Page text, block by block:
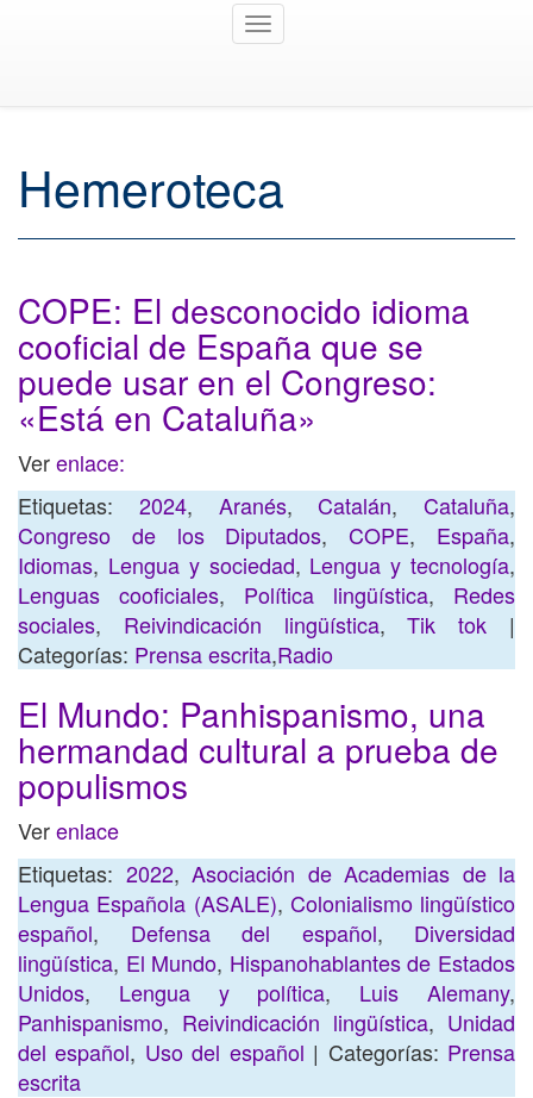
Toggle
Hemeroteca
COPE: El desconocido idioma
cooficial de España que se
puede usar en el Congreso:
«Está en Cataluña»
Verenlace:
Etiquetas: 2024, Aranés,Catalán, Cataluña,
Congreso de los Diputados,COPE, España,
Idiomas, Lengua y sociedad, Lengua y tecnología,
Lenguas cooficiales, Política lingüística, Redes
sociales, Reivindicación lingüística,Tik tok |
Categorías: Prensa escrita,Radio
El Mundo: Panhispanismo, una
hermandad cultural a prueba de
populismos
Verenlace
Etiquetas: 2022, Asociación de Academias de la
Lengua Española (ASALE), Colonialismo lingüístico
español, Defensa del español, Diversidad
lingüística, El Mundo, Hispanohablantes de Estados
Unidos, Lengua y política, Luis Alemany,
Panhispanismo, Reivindicación lingüística, Unidad
del español, Uso del español | Categorías: Prensa
escrita